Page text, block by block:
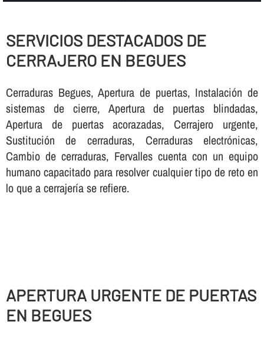
SERVICIOS DESTACADOS DE
CERRAJERO EN BEGUES
Cerraduras Begues, Apertura de puertas, Instalación de
sistemas de cierre, Apertura de puertas blindadas,
Apertura de puertas acorazadas, Cerrajero urgente,
Sustitución de cerraduras, Cerraduras electrónicas,
Cambio de cerraduras, Fervalles cuenta con un equipo
humano capacitado para resolver cualquier tipo de reto en
lo que a cerrajerí­a se refiere.
APERTURA URGENTE DE PUERTAS
EN BEGUES